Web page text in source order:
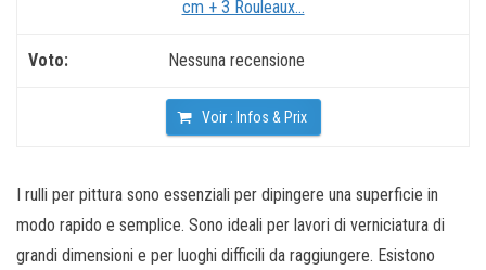
cm + 3 Rouleaux...
Nessuna recensione
Voir : Infos & Prix
I rulli per pittura sono essenziali per dipingere una superficie in
modo rapido e semplice. Sono ideali per lavori di verniciatura di
grandi dimensioni e per luoghi difficili da raggiungere. Esistono